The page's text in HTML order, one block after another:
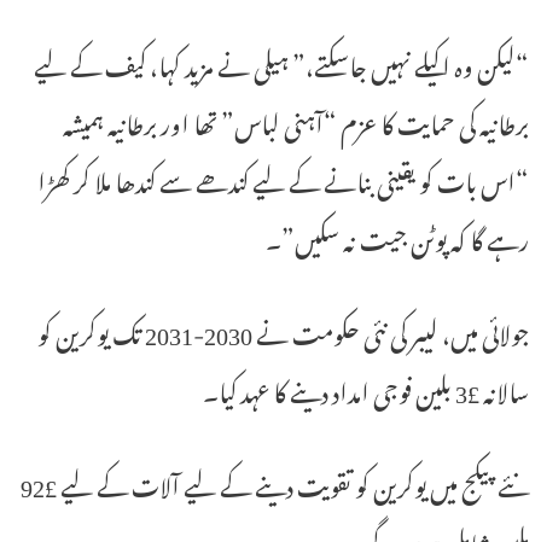
“لیکن وہ اکیلے نہیں جاسکتے،” ہیلی نے مزید کہا، کیف کے لیے
برطانیہ کی حمایت کا عزم “آہنی لباس” تھا اور برطانیہ ہمیشہ
“اس بات کو یقینی بنانے کے لیے کندھے سے کندھا ملا کر کھڑا
رہے گا کہ پوٹن جیت نہ سکیں”۔
جولائی میں، لیبر کی نئی حکومت نے 2030-2031 تک یوکرین کو
سالانہ £3 بلین فوجی امداد دینے کا عہد کیا۔
نئے پیکج میں یوکرین کو تقویت دینے کے لیے آلات کے لیے £92